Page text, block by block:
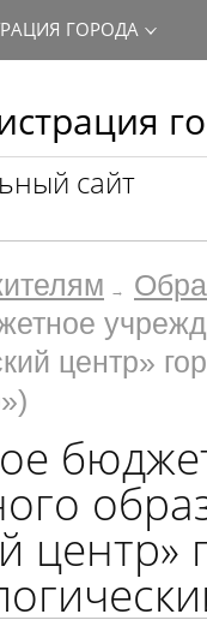
сайт
ГОРОДА
центр»